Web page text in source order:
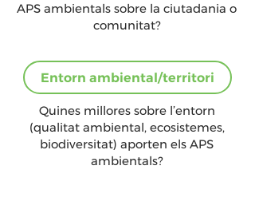
APS ambientals sobre la ciutadania o
comunitat?
Entorn ambiental/territori
Quines millores sobre l’entorn
(qualitat ambiental, ecosistemes,
biodiversitat) aporten els APS
ambientals?